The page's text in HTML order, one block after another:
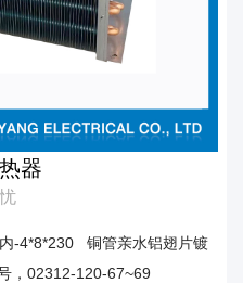
器
-4*8*230 铜管亲水铝翅片镀
，02312-120-67~69